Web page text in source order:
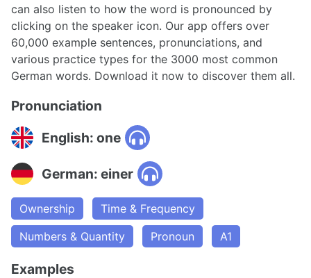
can also listen to how the word is pronounced by
clicking on the speaker icon. Our app offers over
60,000 example sentences, pronunciations, and
various practice types for the 3000 most common
German words. Download it now to discover them all.
Pronunciation
English: one
German: einer
Ownership
Time & Frequency
Numbers & Quantity
Pronoun A1
Examples